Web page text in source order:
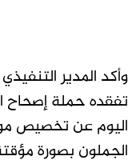
وأكد المدير
تفقده حملة إصحاح
اليوم عن تخصيص
الجملون بصورة